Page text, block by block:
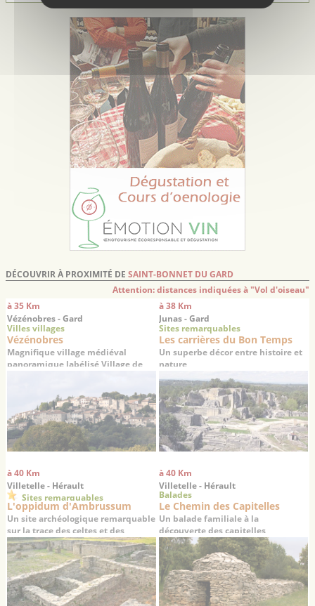
DÉCOUVRIR À PROXIMITÉ DE SAINT-BONNET DU GARD
Attention: distances indiquées à "Vol d'oiseau"
à 35 Km
Vézénobres - Gard
Villes villages
Vézénobres
Magnifique village médiéval
panoramique labélisé Village de
à 38 Km
Junas - Gard
Sites remarquables
Les carrières du Bon Temps
Un superbe décor entre histoire et
nature
à 40 Km
Villetelle - Hérault
Sites remarquables
L'oppidum d'Ambrussum
Un site archéologique remarquable
sur la trace des celtes et des
romains
à 40 Km
Villetelle - Hérault
Balades
Le Chemin des Capitelles
Un balade familiale à la
découverte des capitelles